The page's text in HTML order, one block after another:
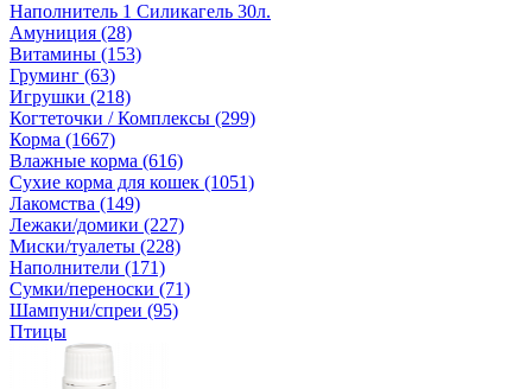
Наполнитель 1 Силикагель 30л.
Амуниция (28)
Витамины (153)
Груминг (63)
Игрушки (218)
Когтеточки / Комплексы (299)
Корма (1667)
Влажные корма (616)
Сухие корма для кошек (1051)
Лакомства (149)
Лежаки/домики (227)
Миски/туалеты (228)
Наполнители (171)
Сумки/переноски (71)
Шампуни/спреи (95)
Птицы